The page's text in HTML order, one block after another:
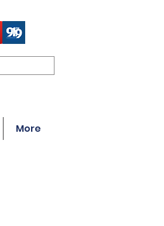
More